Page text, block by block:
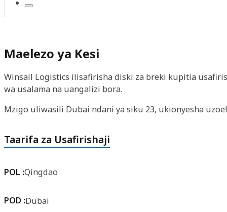
Maelezo ya Kesi
Winsail Logistics ilisafirisha diski za breki kupitia
wa usalama na uangalizi bora.
Mzigo uliwasili Dubai ndani ya siku 23, ukionyesha
Taarifa za Usafirishaji
POL :Qingdao
POD :Dubai